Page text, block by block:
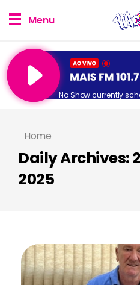
No Show currently
Home
Daily Archives:
2025